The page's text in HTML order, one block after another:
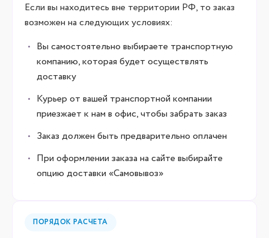
Если вы находитесь вне территории РФ, то заказ
возможен на следующих условиях:
Вы самостоятельно выбираете транспортную
компанию, которая будет осуществлять
доставку
Курьер от вашей транспортной компании
приезжает к нам в офис, чтобы забрать заказ
Заказ должен быть предварительно оплачен
При оформлении заказа на сайте выбирайте
опцию доставки «Самовывоз»
ПОРЯДОК РАСЧЕТА